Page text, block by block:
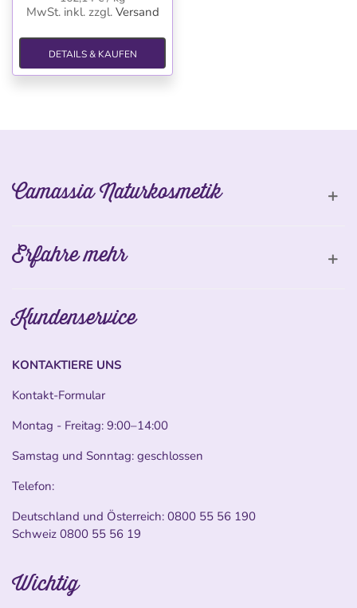
MwSt. inkl. zzgl. Versand
DETAILS & KAUFEN
Camassia Naturkosmetik
Erfahre mehr
Kundenservice
KONTAKTIERE UNS
Kontakt-Formular
Montag - Freitag: 9:00–14:00
Samstag und Sonntag: geschlossen
Telefon:
Deutschland und Österreich: 0800 55 56 190
Schweiz 0800 55 56 19
Wichtig